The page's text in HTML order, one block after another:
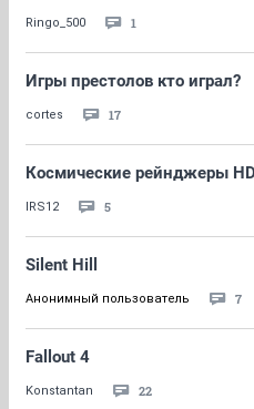
Ringo_500 1
Игры престолов кто играл?
cortes 17
Космические рейнджеры
IRS12 5
Silent Hill
Анонимный пользователь 7
Fallout 4
Konstantan 22